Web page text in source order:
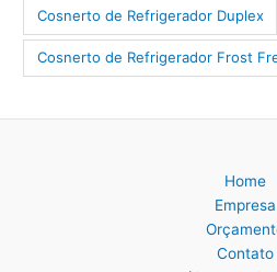
Cosnerto de Refrigerador Duplex
Cosnerto de Refrigerador Frost
Home
Empresa
Contato